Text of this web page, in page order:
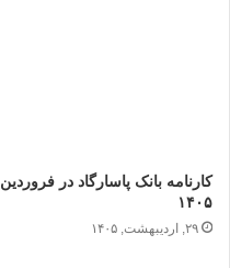
کارنامه بانک پاسارگاد در فروردین
۱۴۰۵
۲۹, اردیبهشت, ۱۴۰۵